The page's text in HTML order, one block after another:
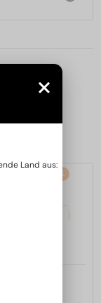
-25%
Land aus: